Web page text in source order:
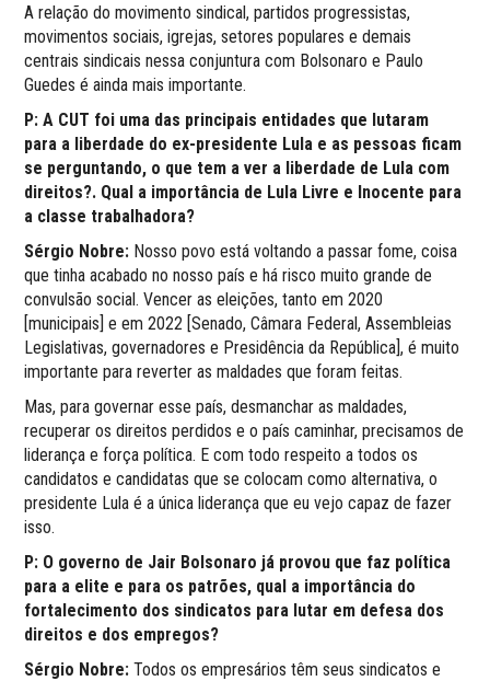
A relação do movimento sindical, partidos progressistas,
movimentos sociais, igrejas, setores populares e demais
centrais sindicais nessa conjuntura com Bolsonaro e Paulo
Guedes é ainda mais importante.
P: A CUT foi uma das principais entidades que lutaram
para a liberdade do ex-presidente Lula e as pessoas ficam
se perguntando, o que tem a ver a liberdade de Lula com
direitos?. Qual a importância de Lula Livre e Inocente para
a classe trabalhadora?
Sérgio Nobre: Nosso povo está voltando a passar fome, coisa
que tinha acabado no nosso país e há risco muito grande de
convulsão social. Vencer as eleições, tanto em 2020
[municipais] e em 2022 [Senado, Câmara Federal, Assembleias
Legislativas, governadores e Presidência da República], é muito
importante para reverter as maldades que foram feitas.
Mas, para governar esse país, desmanchar as maldades,
recuperar os direitos perdidos e o país caminhar, precisamos de
liderança e força política. E com todo respeito a todos os
candidatos e candidatas que se colocam como alternativa, o
presidente Lula é a única liderança que eu vejo capaz de fazer
isso.
P: O governo de Jair Bolsonaro já provou que faz política
para a elite e para os patrões, qual a importância do
fortalecimento dos sindicatos para lutar em defesa dos
direitos e dos empregos?
Sérgio Nobre: Todos os empresários têm seus sindicatos e